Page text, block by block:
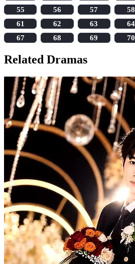
55
56 57 58
61
62 63 64
67
68 69 70
Related Dramas